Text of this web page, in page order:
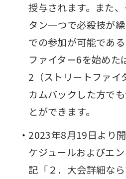
授与されます。また
タン一つで必殺技が繰
での参加が可能であ
ファイター6を始めた
2（ストリートファイ
カムバックした方で
とができます。
2023年8月19日より
ケジュールおよびエ
記「２．大会詳細な